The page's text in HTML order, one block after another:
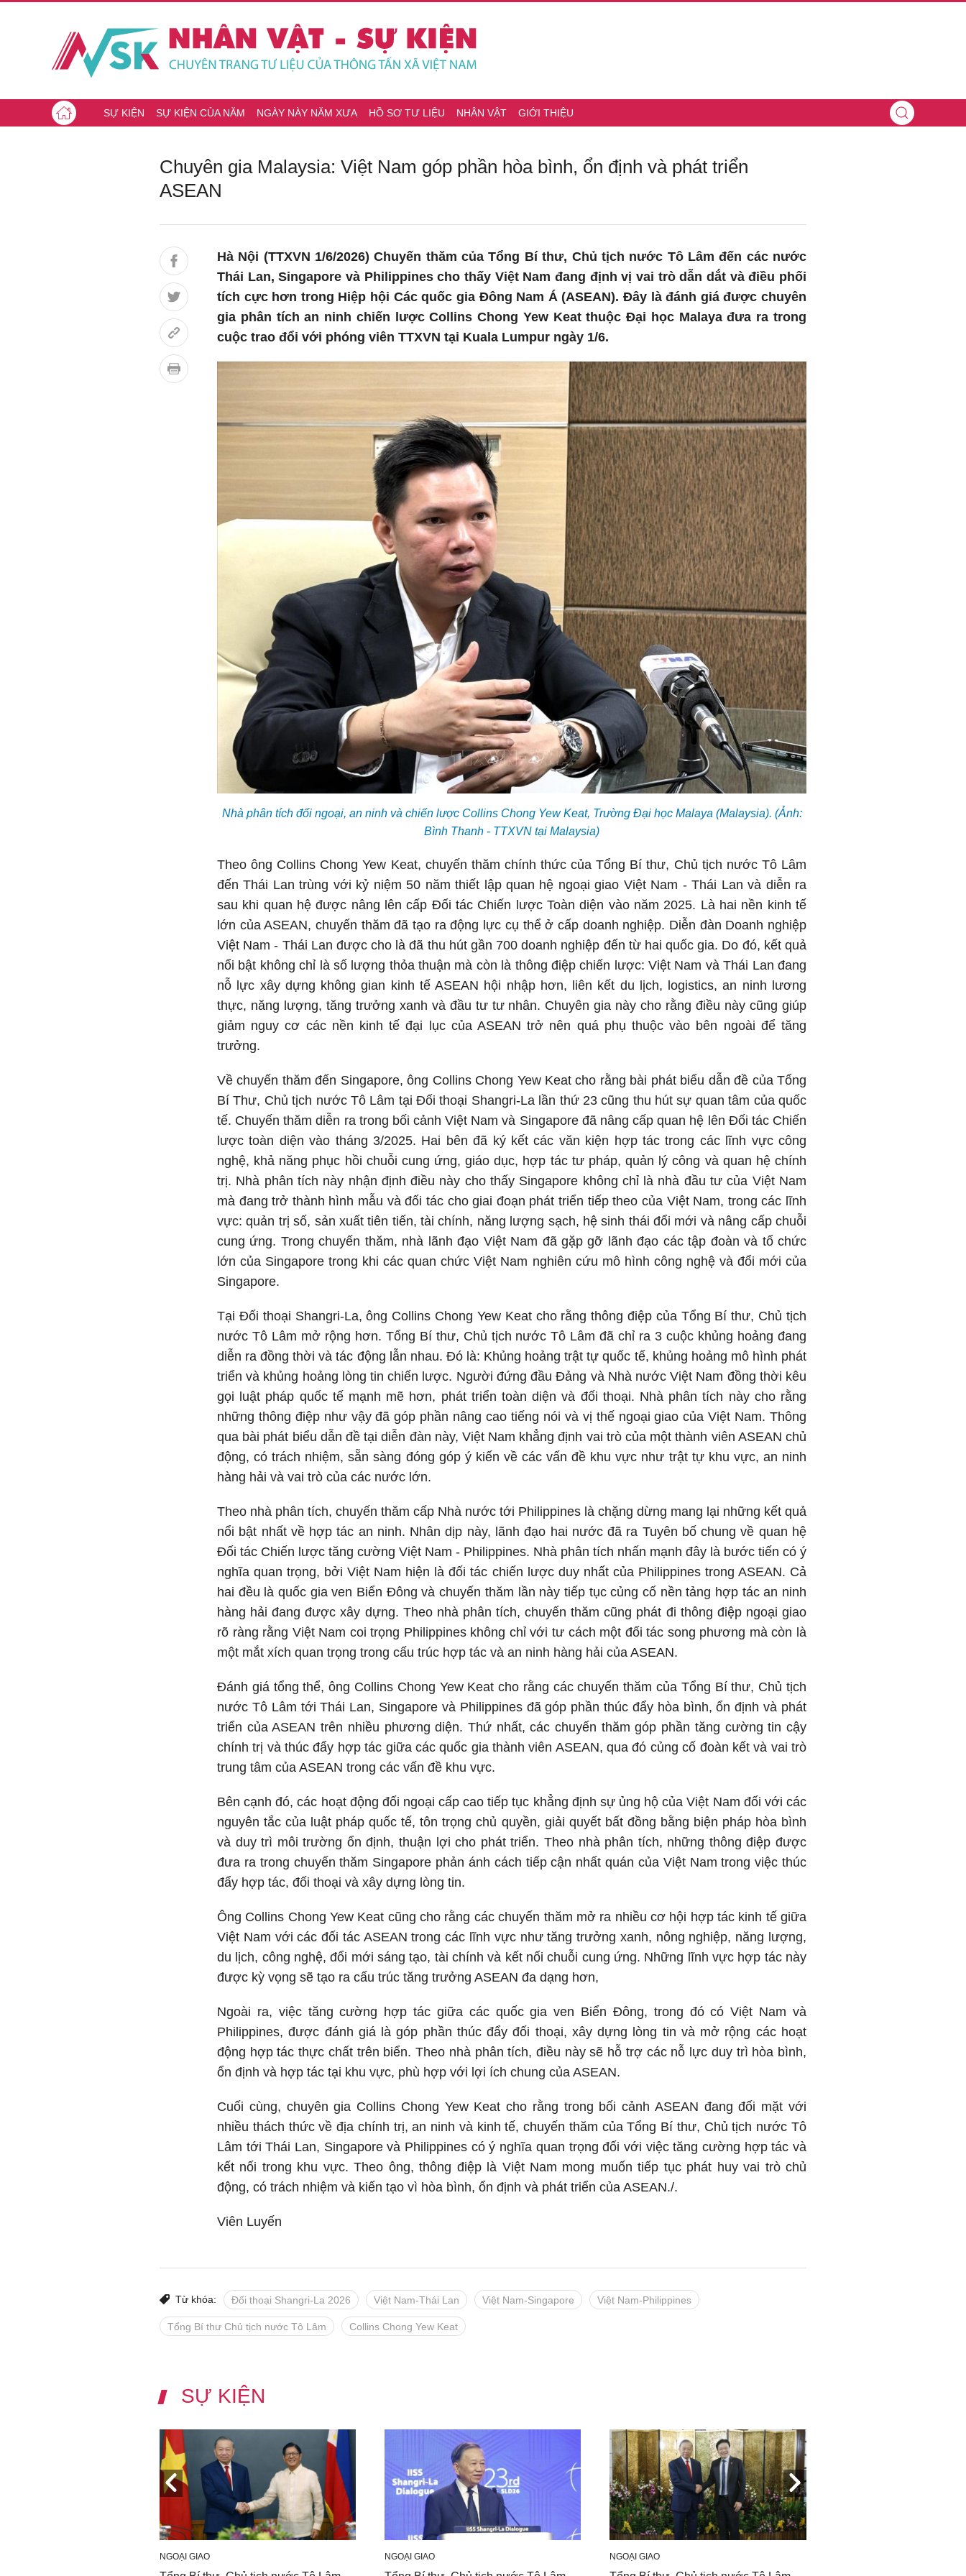
SỰ KIỆN SỰ KIỆN CỦA NĂM NGÀY NÀY NĂM XƯA HỒ SƠ TƯ LIỆU NHÂN VẬT GIỚI THIỆU
Chuyên gia Malaysia: Việt Nam góp phần hòa bình, ổn định và phát triển
ASEAN
Hà Nội (TTXVN 1/6/2026) Chuyến thăm của Tổng Bí thư, Chủ tịch nước Tô Lâm đến các nước
Thái Lan, Singapore và Philippines cho thấy Việt Nam đang định vị vai trò dẫn dắt và điều phối
tích cực hơn trong Hiệp hội Các quốc gia Đông Nam Á (ASEAN). Đây là đánh giá được chuyên
gia phân tích an ninh chiến lược Collins Chong Yew Keat thuộc Đại học Malaya đưa ra trong
cuộc trao đổi với phóng viên TTXVN tại Kuala Lumpur ngày 1/6.
Nhà phân tích đối ngoại, an ninh và chiến lược Collins Chong Yew Keat, Trường Đại học Malaya (Malaysia). (Ảnh:
Bình Thanh - TTXVN tại Malaysia)
Theo ông Collins Chong Yew Keat, chuyến thăm chính thức của Tổng Bí thư, Chủ tịch nước Tô Lâm
đến Thái Lan trùng với kỷ niệm 50 năm thiết lập quan hệ ngoại giao Việt Nam - Thái Lan và diễn ra
sau khi quan hệ được nâng lên cấp Đối tác Chiến lược Toàn diện vào năm 2025. Là hai nền kinh tế
lớn của ASEAN, chuyến thăm đã tạo ra động lực cụ thể ở cấp doanh nghiệp. Diễn đàn Doanh nghiệp
Việt Nam - Thái Lan được cho là đã thu hút gần 700 doanh nghiệp đến từ hai quốc gia. Do đó, kết quả
nổi bật không chỉ là số lượng thỏa thuận mà còn là thông điệp chiến lược: Việt Nam và Thái Lan đang
nỗ lực xây dựng không gian kinh tế ASEAN hội nhập hơn, liên kết du lịch, logistics, an ninh lương
thực, năng lượng, tăng trưởng xanh và đầu tư tư nhân. Chuyên gia này cho rằng điều này cũng giúp
giảm nguy cơ các nền kinh tế đại lục của ASEAN trở nên quá phụ thuộc vào bên ngoài để tăng
trưởng.
Về chuyến thăm đến Singapore, ông Collins Chong Yew Keat cho rằng bài phát biểu dẫn đề của Tổng
Bí Thư, Chủ tịch nước Tô Lâm tại Đối thoại Shangri-La lần thứ 23 cũng thu hút sự quan tâm của quốc
tế. Chuyến thăm diễn ra trong bối cảnh Việt Nam và Singapore đã nâng cấp quan hệ lên Đối tác Chiến
lược toàn diện vào tháng 3/2025. Hai bên đã ký kết các văn kiện hợp tác trong các lĩnh vực công
nghệ, khả năng phục hồi chuỗi cung ứng, giáo dục, hợp tác tư pháp, quản lý công và quan hệ chính
trị. Nhà phân tích này nhận định điều này cho thấy Singapore không chỉ là nhà đầu tư của Việt Nam
mà đang trở thành hình mẫu và đối tác cho giai đoạn phát triển tiếp theo của Việt Nam, trong các lĩnh
vực: quản trị số, sản xuất tiên tiến, tài chính, năng lượng sạch, hệ sinh thái đổi mới và nâng cấp chuỗi
cung ứng. Trong chuyến thăm, nhà lãnh đạo Việt Nam đã gặp gỡ lãnh đạo các tập đoàn và tổ chức
lớn của Singapore trong khi các quan chức Việt Nam nghiên cứu mô hình công nghệ và đổi mới của
Singapore.
Tại Đối thoại Shangri-La, ông Collins Chong Yew Keat cho rằng thông điệp của Tổng Bí thư, Chủ tịch
nước Tô Lâm mở rộng hơn. Tổng Bí thư, Chủ tịch nước Tô Lâm đã chỉ ra 3 cuộc khủng hoảng đang
diễn ra đồng thời và tác động lẫn nhau. Đó là: Khủng hoảng trật tự quốc tế, khủng hoảng mô hình phát
triển và khủng hoảng lòng tin chiến lược. Người đứng đầu Đảng và Nhà nước Việt Nam đồng thời kêu
gọi luật pháp quốc tế mạnh mẽ hơn, phát triển toàn diện và đối thoại. Nhà phân tích này cho rằng
những thông điệp như vậy đã góp phần nâng cao tiếng nói và vị thế ngoại giao của Việt Nam. Thông
qua bài phát biểu dẫn đề tại diễn đàn này, Việt Nam khẳng định vai trò của một thành viên ASEAN chủ
động, có trách nhiệm, sẵn sàng đóng góp ý kiến về các vấn đề khu vực như trật tự khu vực, an ninh
hàng hải và vai trò của các nước lớn.
Theo nhà phân tích, chuyến thăm cấp Nhà nước tới Philippines là chặng dừng mang lại những kết quả
nổi bật nhất về hợp tác an ninh. Nhân dịp này, lãnh đạo hai nước đã ra Tuyên bố chung về quan hệ
Đối tác Chiến lược tăng cường Việt Nam - Philippines. Nhà phân tích nhấn mạnh đây là bước tiến có ý
nghĩa quan trọng, bởi Việt Nam hiện là đối tác chiến lược duy nhất của Philippines trong ASEAN. Cả
hai đều là quốc gia ven Biển Đông và chuyến thăm lần này tiếp tục củng cố nền tảng hợp tác an ninh
hàng hải đang được xây dựng. Theo nhà phân tích, chuyến thăm cũng phát đi thông điệp ngoại giao
rõ ràng rằng Việt Nam coi trọng Philippines không chỉ với tư cách một đối tác song phương mà còn là
một mắt xích quan trọng trong cấu trúc hợp tác và an ninh hàng hải của ASEAN.
Đánh giá tổng thể, ông Collins Chong Yew Keat cho rằng các chuyến thăm của Tổng Bí thư, Chủ tịch
nước Tô Lâm tới Thái Lan, Singapore và Philippines đã góp phần thúc đẩy hòa bình, ổn định và phát
triển của ASEAN trên nhiều phương diện. Thứ nhất, các chuyến thăm góp phần tăng cường tin cậy
chính trị và thúc đẩy hợp tác giữa các quốc gia thành viên ASEAN, qua đó củng cố đoàn kết và vai trò
trung tâm của ASEAN trong các vấn đề khu vực.
Bên cạnh đó, các hoạt động đối ngoại cấp cao tiếp tục khẳng định sự ủng hộ của Việt Nam đối với các
nguyên tắc của luật pháp quốc tế, tôn trọng chủ quyền, giải quyết bất đồng bằng biện pháp hòa bình
và duy trì môi trường ổn định, thuận lợi cho phát triển. Theo nhà phân tích, những thông điệp được
đưa ra trong chuyến thăm Singapore phản ánh cách tiếp cận nhất quán của Việt Nam trong việc thúc
đẩy hợp tác, đối thoại và xây dựng lòng tin.
Ông Collins Chong Yew Keat cũng cho rằng các chuyến thăm mở ra nhiều cơ hội hợp tác kinh tế giữa
Việt Nam với các đối tác ASEAN trong các lĩnh vực như tăng trưởng xanh, nông nghiệp, năng lượng,
du lịch, công nghệ, đổi mới sáng tạo, tài chính và kết nối chuỗi cung ứng. Những lĩnh vực hợp tác này
được kỳ vọng sẽ tạo ra cấu trúc tăng trưởng ASEAN đa dạng hơn,
Ngoài ra, việc tăng cường hợp tác giữa các quốc gia ven Biển Đông, trong đó có Việt Nam và
Philippines, được đánh giá là góp phần thúc đẩy đối thoại, xây dựng lòng tin và mở rộng các hoạt
động hợp tác thực chất trên biển. Theo nhà phân tích, điều này sẽ hỗ trợ các nỗ lực duy trì hòa bình,
ổn định và hợp tác tại khu vực, phù hợp với lợi ích chung của ASEAN.
Cuối cùng, chuyên gia Collins Chong Yew Keat cho rằng trong bối cảnh ASEAN đang đối mặt với
nhiều thách thức về địa chính trị, an ninh và kinh tế, chuyến thăm của Tổng Bí thư, Chủ tịch nước Tô
Lâm tới Thái Lan, Singapore và Philippines có ý nghĩa quan trọng đối với việc tăng cường hợp tác và
kết nối trong khu vực. Theo ông, thông điệp là Việt Nam mong muốn tiếp tục phát huy vai trò chủ
động, có trách nhiệm và kiến tạo vì hòa bình, ổn định và phát triển của ASEAN./.
Viên Luyến
Từ khóa: Đối thoại Shangri-La 2026 Việt Nam-Thái Lan Việt Nam-Singapore Việt Nam-Philippines
Tổng Bí thư Chủ tịch nước Tô Lâm Collins Chong Yew Keat
SỰ KIỆN
NGOẠI GIAO NGOẠI GIAO NGOẠI GIAO